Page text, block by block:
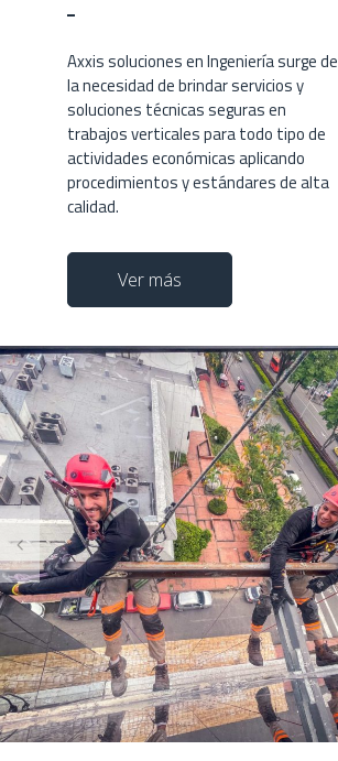
Axxis soluciones en Ingeniería surge de
la necesidad de brindar servicios y
soluciones técnicas seguras en
trabajos verticales para todo tipo de
actividades económicas aplicando
procedimientos y estándares de alta
calidad.
Ver más